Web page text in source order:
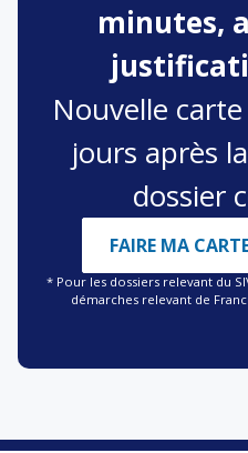
minutes,
Nouvelle
jours après
dossier
FAIRE MA
* Pour les dossiers relevant du
démarches relevant de